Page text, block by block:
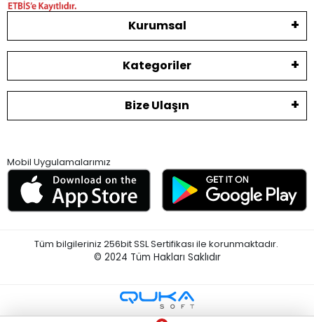
Kurumsal
Kategoriler
Bize Ulaşın
Mobil Uygulamalarımız
Tüm bilgileriniz 256bit SSL Sertifikası ile korunmaktadır.
© 2024 Tüm Hakları Saklıdır